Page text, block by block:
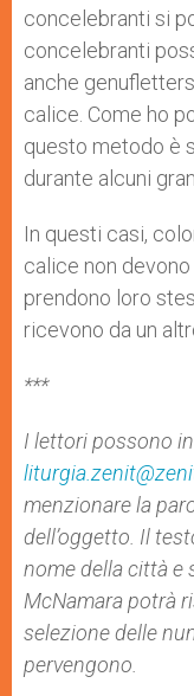
concelebranti si
concelebranti
anche
calice. Come ho
questo metodo è
durante alcuni
In questi casi,
calice non
prendono loro
ricevono da un
***
I lettori possono
menzionare la
dell’oggetto. Il
nome della città e
McNamara potrà
selezione delle
pervengono.